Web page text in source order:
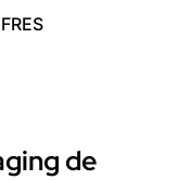
FRES
de